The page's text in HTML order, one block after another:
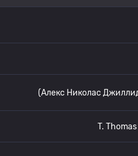
(Алекс Николас
T. Thomas